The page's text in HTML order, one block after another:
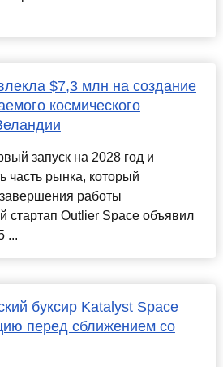
$7,3 млн на создание
космического
запуск на 2028 год и
часть рынка, который
работы
стартап Outlier Space объявил
...
буксир Katalyst Space
перед сближением со